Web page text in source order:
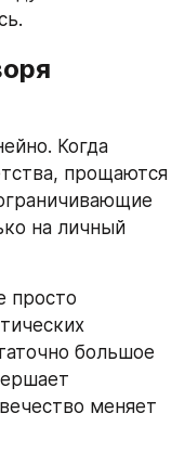
Когда
прощаются
на личный
просто
большое
меняет